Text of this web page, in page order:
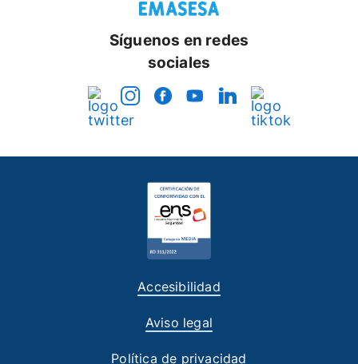
Síguenos en redes
sociales
Accesibilidad
Aviso legal
Política de privacidad